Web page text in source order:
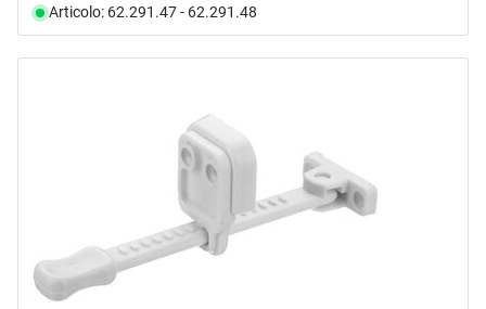
Articolo: 62.291.47 - 62.291.48